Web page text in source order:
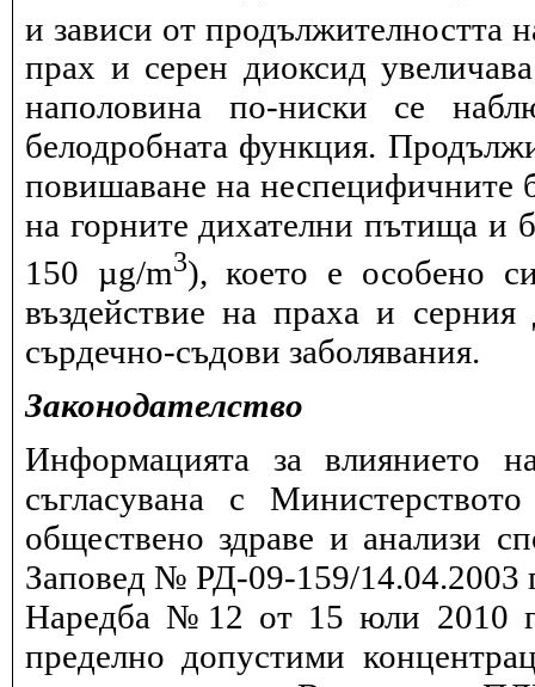
и зависи от продължителността
прах и серен диоксид
наполовина по-ниски се
белодробната функция.
повишаване на неспецифичните
на горните дихателни пътища и
150 µg/m3), което е особено
въздействие на праха и
сърдечно-съдови заболявания.
Законодателство
Информацията за влиянието
съгласувана с
обществено здраве и анализи
Заповед № РД-09-159/14.04.2003
Наредба №12 от 15 юли 2010
пределно допустими